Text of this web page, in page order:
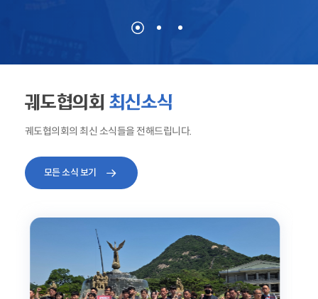
궤도협의회 최신소식
궤도협의회의 최신 소식들을 전해드립니다.
모든 소식 보기